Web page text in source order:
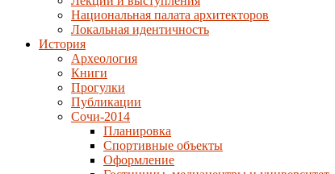
Национальная палата архитекторов
Локальная идентичность
История
Археология
Книги
Прогулки
Публикации
Сочи-2014
Планировка
Спортивные объекты
Оформление